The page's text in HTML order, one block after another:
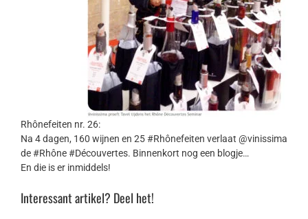
Rhônefeiten nr. 26:
Na 4 dagen, 160 wijnen en 25 #Rhônefeiten verlaat @vinissima
de #Rhône #Découvertes. Binnenkort nog een blogje…
En die is er inmiddels!
Interessant artikel? Deel het!